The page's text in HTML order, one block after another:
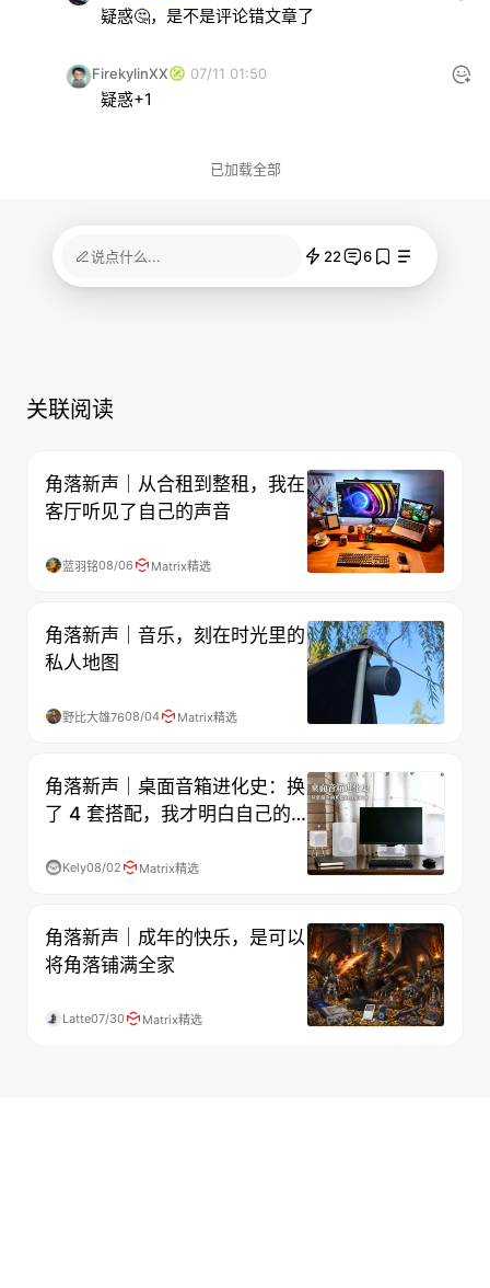
疑惑🤔，是不是评论错文章了
FirekylinXX 07/11 01:50
疑惑+1
已加载全部
说点什么... 22 6
关联阅读
角落新声｜从合租到整租，我在
客厅听见了自己的声音
蓝羽铭08/06 Matrix精选
角落新声｜音乐，刻在时光里的
私人地图
野比大雄7608/04 Matrix精选
角落新声｜桌面音箱进化史：换
了 4 套搭配，我才明白自己的
Kely08/02 Matrix精选
角落新声｜成年的快乐，是可以
将角落铺满全家
Latte07/30 Matrix精选